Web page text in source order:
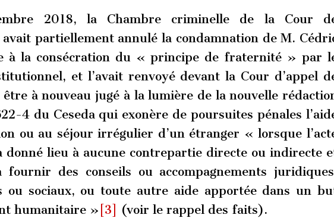
2018, la Chambre criminelle de la Cour
avait partiellement annulé la condamnation de M.
à la consécration du « principe de fraternité » par
et l’avait renvoyé devant la Cour d’appel
à nouveau jugé à la lumière de la nouvelle
4 du Ceseda qui exonère de poursuites pénales
ou au séjour irrégulier d’un étranger « lorsque
donné lieu à aucune contrepartie directe ou indirecte
fournir des conseils ou accompagnements
ou sociaux, ou toute autre aide apportée dans un
humanitaire » [3]
(voir le rappel des faits).